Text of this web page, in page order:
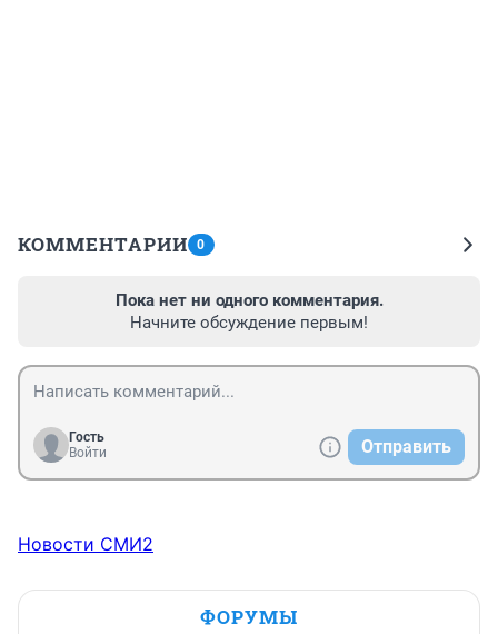
КОММЕНТАРИИ 0
Пока нет ни одного комментария.
Начните обсуждение первым!
Гость
Войти
Отправить
Новости СМИ2
ФОРУМЫ